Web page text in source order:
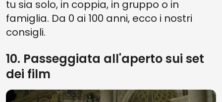
tu sia solo, in coppia, in gruppo o in
famiglia. Da 0 ai 100 anni, ecco i nostri
consigli.
10. Passeggiata all'aperto sui set
dei film